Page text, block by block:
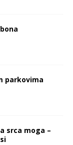
parkovima
srca moga –